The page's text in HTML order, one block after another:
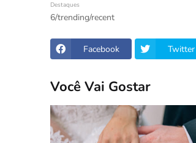
Destaques
6/trending/recent
Facebook Twitter
Você Vai Gostar